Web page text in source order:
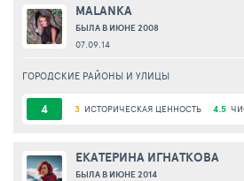
MALANKA
БЫЛА В ИЮНЕ 2008
07.09.14
ГОРОДСКИЕ РАЙОНЫ И УЛИЦЫ
4 3 ИСТОРИЧЕСКАЯ ЦЕННОСТЬ 4.5
ЕКАТЕРИНА ИГНАТКОВА
БЫЛА В ИЮНЕ 2014